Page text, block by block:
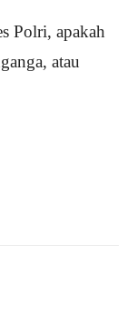
Polri, apakah
atau